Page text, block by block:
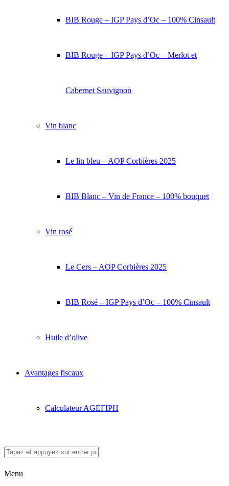
BIB Rouge – IGP Pays d’Oc – 100% Cinsault
BIB Rouge – IGP Pays d’Oc – Merlot et
Cabernet Sauvignon
Vin blanc
Le lin bleu – AOP Corbières 2025
BIB Blanc – Vin de France – 100% bouquet
Vin rosé
Le Cers – AOP Corbières 2025
BIB Rosé – IGP Pays d’Oc – 100% Cinsault
Huile d’olive
Avantages fiscaux
Calculateur AGEFIPH
Menu